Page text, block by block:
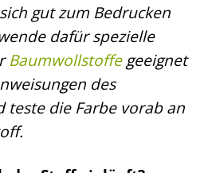
gut zum Bedrucken
dafür spezielle
Baumwollstoffegeeignet
des
teste die Farbe vorab an